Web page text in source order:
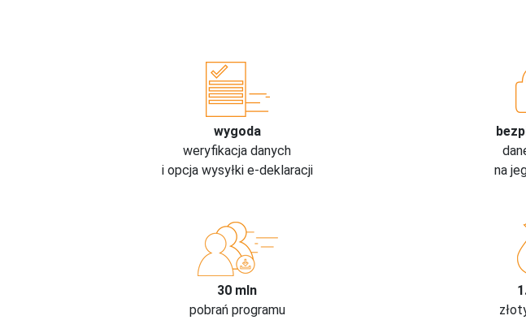
wygoda
weryfikacja danych
i opcja wysyłki e-deklaracji
na
30 mln
pobrań programu